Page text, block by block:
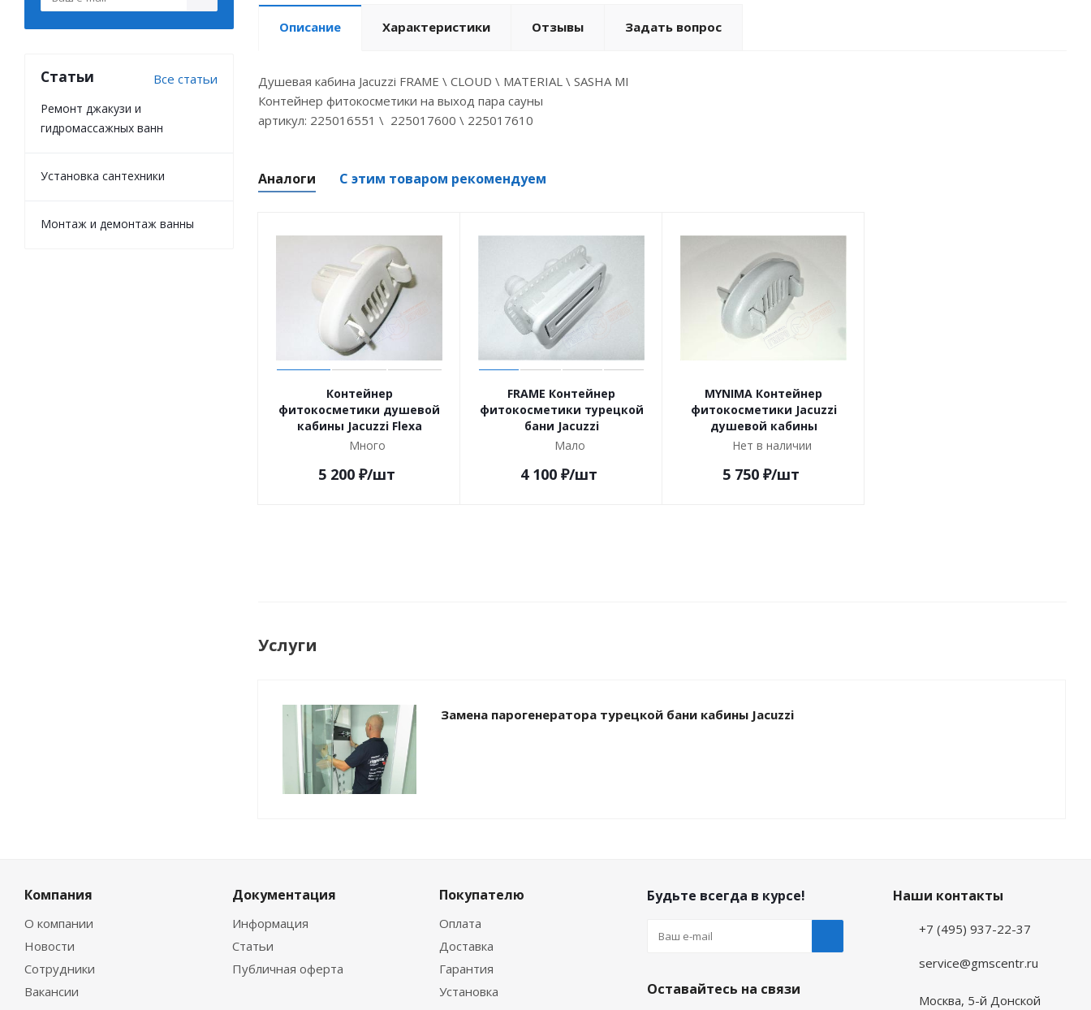
Описание Характеристики Отзывы Задать вопрос
Душевая кабина Jacuzzi FRAME \ CLOUD \ MATERIAL \ SASHA MI
Контейнер фитокосметики на выход пара сауны
артикул: 225016551 \ 225017600 \ 225017610
Аналоги С этим товаром рекомендуем
Контейнер
фитокосметики душевой
кабины Jacuzzi Flexa
Много
5 200₽/шт
FRAME Контейнер
фитокосметики турецкой
бани Jacuzzi
Мало
4 100₽/шт
MYNIMA Контейнер
фитокосметики Jacuzzi
душевой кабины
Нет в наличии
5 750₽/шт
Услуги
Замена парогенератора турецкой бани кабины Jacuzzi
Статьи Все статьи
Ремонт джакузи и
гидромассажных ванн
Установка сантехники
Монтаж и демонтаж ванны
Компания
О компании
Новости
Сотрудники
Вакансии
Документация
Информация
Статьи
Публичная оферта
Покупателю
Оплата
Доставка
Гарантия
Установка
Будьте всегда в курсе!
Оставайтесь на связи
Наши контакты
+7 (495) 937-22-37
service@gmscentr.ru
Москва, 5-й Донской